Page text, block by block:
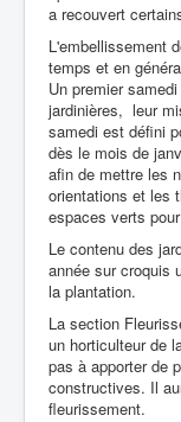
a recouvert
L'embellissement
temps et en
Un premier
jardinières, leur
samedi est défini
dès le mois de
afin de mettre les
orientations et les
espaces verts
Le contenu des
année sur croquis
la plantation.
La section
un horticulteur de
pas à apporter de
constructives. Il
fleurissement.